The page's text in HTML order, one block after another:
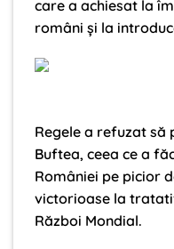
care a achiesat la
români și la
Regele a refuzat să
Buftea, ceea ce a
României pe picior
victorioase la
Război Mondial.